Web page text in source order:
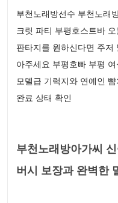
부천노래방선수 부천노래
크릿 파티 부평호스트바
판타지를 원하신다면 주
아주세요 부평호빠 부평
모델급 기럭지와 연예인
완료 상태 확인
부천노래방아가씨
버시 보장과 완벽한